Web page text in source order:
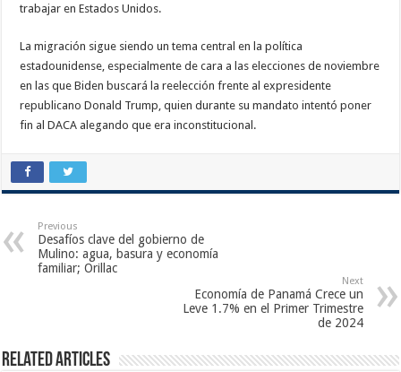
trabajar en Estados Unidos.
La migración sigue siendo un tema central en la política
estadounidense, especialmente de cara a las elecciones de noviembre
en las que Biden buscará la reelección frente al expresidente
republicano Donald Trump, quien durante su mandato intentó poner
fin al DACA alegando que era inconstitucional.
Previous
Desafíos clave del gobierno de
Mulino: agua, basura y economía
familiar; Orillac
Next
Economía de Panamá Crece un
Leve 1.7% en el Primer Trimestre
de 2024
Related Articles